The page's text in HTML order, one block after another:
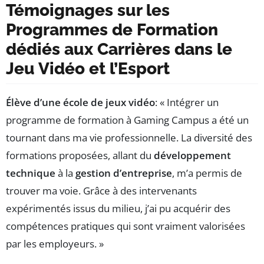
Témoignages sur les
Programmes de Formation
dédiés aux Carrières dans le
Jeu Vidéo et l’Esport
Élève d’une école de jeux vidéo: « Intégrer un
programme de formation à Gaming Campus a été un
tournant dans ma vie professionnelle. La diversité des
formations proposées, allant du développement
technique à la gestion d’entreprise, m’a permis de
trouver ma voie. Grâce à des intervenants
expérimentés issus du milieu, j’ai pu acquérir des
compétences pratiques qui sont vraiment valorisées
par les employeurs. »